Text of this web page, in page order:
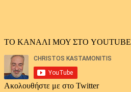
ΤΟ ΚΑΝΑΛΙ ΜΟΥ ΣΤΟ YOUTUBE
Ακολουθήστε με στο Twitter